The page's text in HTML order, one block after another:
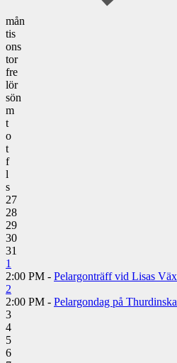
mån
tis
ons
tor
fre
lör
sön
m
t
o
t
f
l
s
27
28
29
30
31
1
2:00 PM - Pelargonträff vid Lisas
2
2:00 PM - Pelargondag på
3
4
5
6